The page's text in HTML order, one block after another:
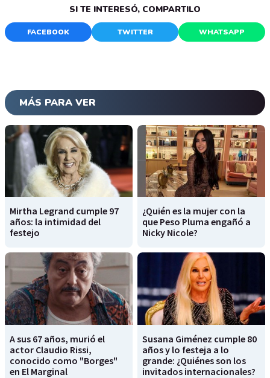
SI TE INTERESÓ, COMPARTILO
FACEBOOK TWITTER WHATSAPP
MÁS PARA VER
Mirtha Legrand cumple 97
años: la intimidad del
festejo
¿Quién es la mujer con la
que Peso Pluma engañó a
Nicky Nicole?
A sus 67 años, murió el
actor Claudio Rissi,
conocido como "Borges"
en El Marginal
Susana Giménez cumple 80
años y lo festeja a lo
grande: ¿Quiénes son los
invitados internacionales?